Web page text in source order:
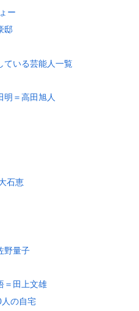
ー
邸
ている芸能人一覧
明＝高田旭人
石恵
野量子
＝田上文雄
の自宅